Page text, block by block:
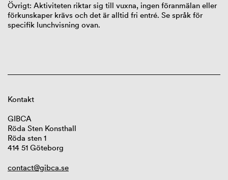
Övrigt: Aktiviteten riktar sig till vuxna, ingen föranmälan eller
förkunskaper krävs och det är alltid fri entré. Se språk för
specifik lunchvisning ovan.
Kontakt
GIBCA
Röda Sten Konsthall
Röda sten 1
414 51 Göteborg
contact@gibca.se